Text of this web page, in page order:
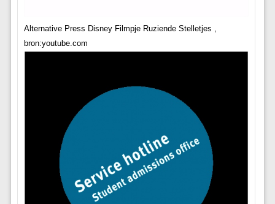
Alternative Press Disney Filmpje Ruziende Stelletjes ,
bron:youtube.com